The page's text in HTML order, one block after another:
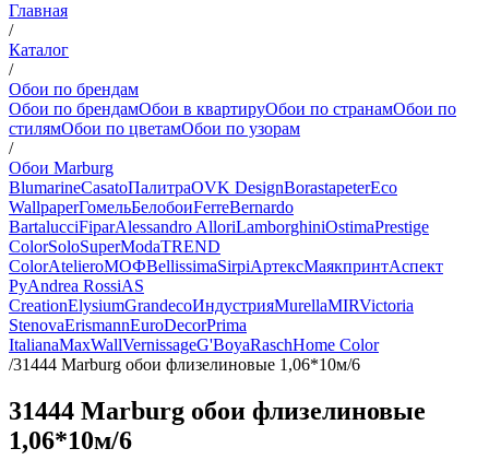
Главная
/
Каталог
/
Обои по брендам
Обои по брендамОбои в квартируОбои по странамОбои по
стилямОбои по цветамОбои по узорам
/
Обои Marburg
BlumarineCasatoПалитраOVK DesignBorastapeterEco
WallpaperГомельБелобоиFerreBernardo
BartalucciFiparAlessandro AlloriLamborghiniOstimaPrestige
ColorSoloSuperModaTREND
ColorAtelieroМОФBellissimaSirpiАртексМаякпринтАспект
РуAndrea RossiAS
CreationElysiumGrandecoИндустрияMurellaMIRVictoria
StenovaErismannEuroDecorPrima
ItalianaMaxWallVernissageG'BoyaRaschHome Color
/31444 Marburg обои флизелиновые 1,06*10м/6
31444 Marburg обои флизелиновые
1,06*10м/6